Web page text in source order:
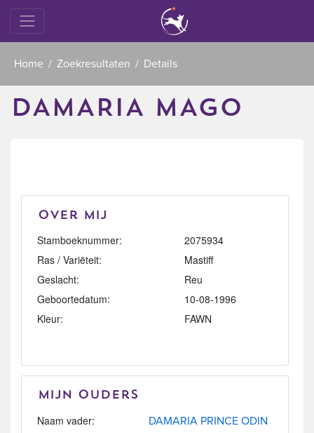
Home Zoekresultaten Details
DAMARIA MAGO
Over mij
Stamboeknummer:
2075934
Ras / Variëteit:
Mastiff
Geslacht:
Reu
Geboortedatum:
10-08-1996
Kleur:
FAWN
Mijn Ouders
Naam vader: DAMARIA PRINCE ODIN